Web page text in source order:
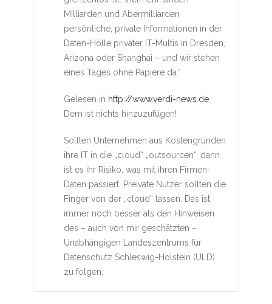
Milliarden und Abermilliarden
persönliche, private Informationen in der
Daten-Hölle privater IT-Multis in Dresden,
Arizona oder Shanghai – und wir stehen
eines Tages ohne Papiere da.“
Gelesen in http://www.verdi-news.de
Dem ist nichts hinzuzufügen!
Sollten Unternehmen aus Kostengründen
ihre IT in die „cloud“ „outsourcen“, dann
ist es ihr Risiko, was mit ihren Firmen-
Daten passiert. Preivate Nutzer sollten die
Finger von der „cloud“ lassen. Das ist
immer noch besser als den Hinweisen
des – auch von mir geschätzten –
Unabhängigen Landeszentrums für
Datenschutz Schleswig-Holstein (ULD)
zu folgen.